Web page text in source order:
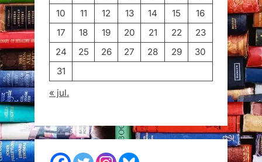
10
11 12 13 14 15
16
17
18 19 20 21 22
23
24
25 26 27 28 29
30
31
« jul.